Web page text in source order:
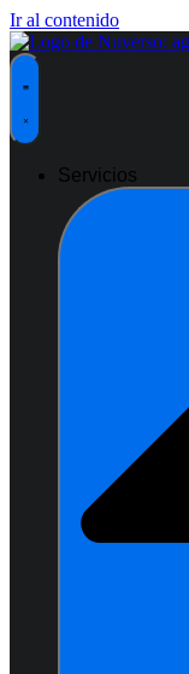
Ir al contenido
Servicios